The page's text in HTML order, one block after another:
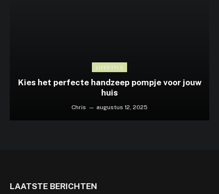
LIFESTYLE
Kies het perfecte handzeep pompje voor jouw
huis
Chris augustus 12, 2025
LAATSTE BERICHTEN